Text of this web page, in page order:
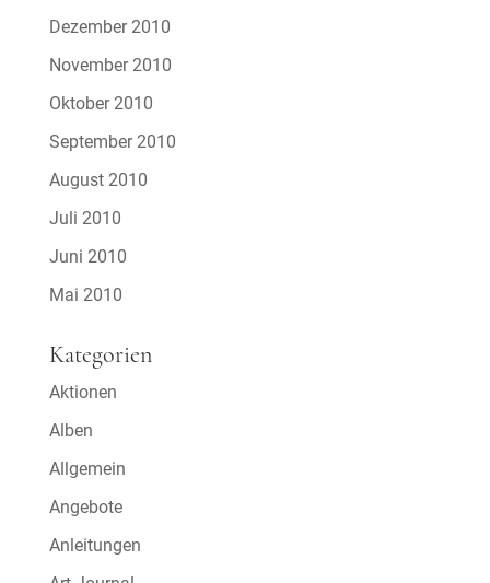
Dezember 2010
November 2010
Oktober 2010
September 2010
August 2010
Juli 2010
Juni 2010
Mai 2010
Kategorien
Aktionen
Alben
Allgemein
Angebote
Anleitungen